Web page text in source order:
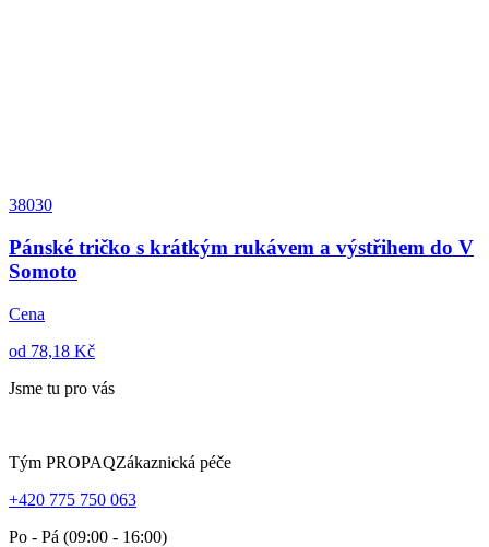
38030
Pánské tričko s krátkým rukávem a výstřihem do V
Somoto
Cena
od 78,18 Kč
Jsme tu pro vás
Tým PROPAQZákaznická péče
+420 775 750 063
Po - Pá (09:00 - 16:00)